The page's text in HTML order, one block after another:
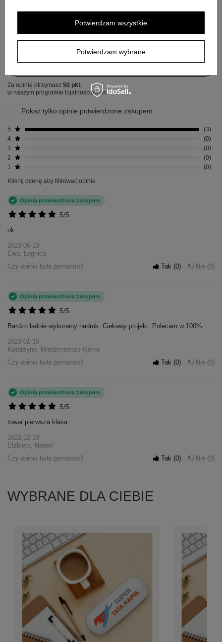
5.00
Napisz swoją opinię
Za opinię otrzymasz 50 pkt.
w naszym programie lojalnościowym.
Pokaż tylko opinie potwierdzone zakupem
5
3
4
0
3
0
2
0
1
0
Kliknij ocenę aby filtrować opinie
5/5
Opinia potwierdzona zakupem
ok
2023-06-13
Ewa, Legnica
Czy opinia była pomocna?
Tak 0 Nie 0
5/5
Opinia potwierdzona zakupem
Bardzo ładnie wykonany nadruk. Ciekawy projekt. Polecam w 100%
2023-01-16
Katarzyna, Międzyrzecze Górne
Czy opinia była pomocna?
Tak 0 Nie 0
5/5
Opinia potwierdzona zakupem
towar pierwsza klasa
2022-12-13
Elżbieta, Narew
Czy opinia była pomocna?
Tak 0 Nie 0
WYBRANE DLA CIEBIE
Potwierdzam wybrane
Potwierdzam wszystkie